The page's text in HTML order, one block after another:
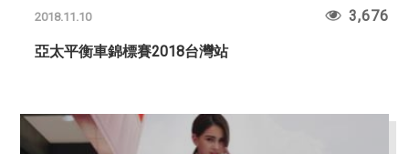
2018.11.10
亞太平衡車錦標賽2018台灣站
3,676